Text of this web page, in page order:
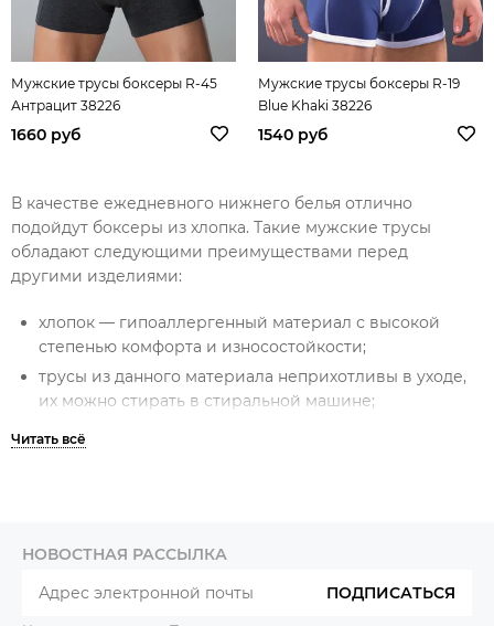
Мужские трусы боксеры R-45
Антрацит 38226
1660 руб
Мужские трусы боксеры R-19
Blue Khaki 38226
1540 руб
В качестве ежедневного нижнего белья отлично
подойдут боксеры из хлопка. Такие мужские трусы
обладают следующими преимуществами перед
другими изделиями:
хлопок — гипоаллергенный материал с высокой
степенью комфорта и износостойкости;
трусы из данного материала неприхотливы в уходе,
их можно стирать в стиральной машине;
трусы
внешнего вида, они не растягиваются, а цвета
отличаются доступной стоимостью.
НОВОСТНАЯ РАССЫЛКА
ПОДПИСАТЬСЯ